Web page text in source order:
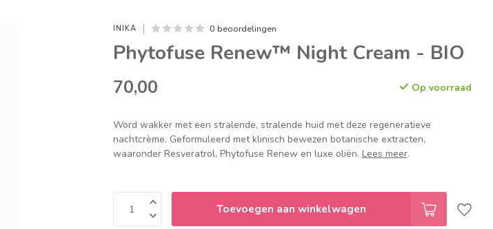
INIKA 0 beoordelingen
Phytofuse Renew™ Night Cream - BIO
70,00 Op voorraad
Word wakker met een stralende, stralende huid met deze regeneratieve
nachtcrème. Geformuleerd met klinisch bewezen botanische extracten,
waaronder Resveratrol, Phytofuse Renew en luxe oliën. Lees meer.
Toevoegen aan winkelwagen